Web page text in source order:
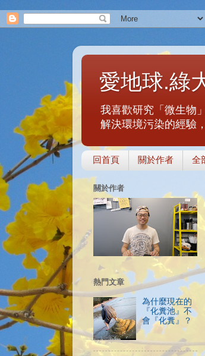
愛地球.綠
我喜歡研究「微生物
解決環境污染的經驗
回首頁 關於作者 全
關於作者
熱門文章
為什麼現在的
『化糞池』不
會『化糞』？